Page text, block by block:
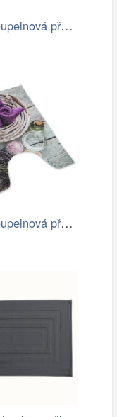
Bellatex koupelnová předložka BANY…
Bellatex koupelnová předložka 3D tisk…